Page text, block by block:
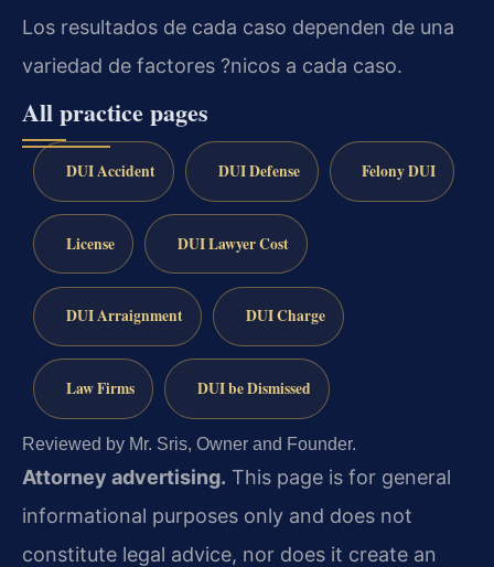
Los resultados de cada caso dependen de una
variedad de factores ?nicos a cada caso.
All practice pages
DUI Accident DUI Defense Felony DUI
License DUI Lawyer Cost
DUI Arraignment DUI Charge
Law Firms DUI be Dismissed
Reviewed by Mr. Sris, Owner and Founder.
Attorney advertising. This page is for general
informational purposes only and does not
constitute legal advice, nor does it create an